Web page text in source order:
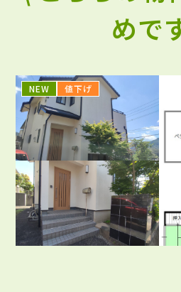
めで
NEW 値下げ